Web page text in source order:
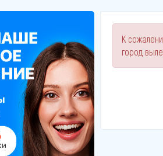
К
город